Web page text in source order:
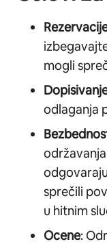
mogli
odlaganja
sprečili
u hitnim
Ocene: